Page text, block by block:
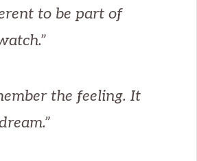
to be part of
the feeling. It